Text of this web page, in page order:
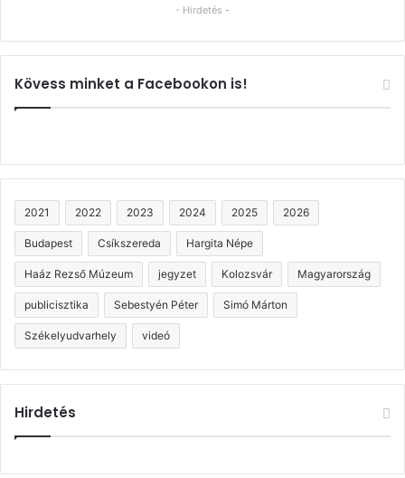
- Hirdetés -
Kövess minket a Facebookon is!
2021 2022 2023 2024 2025 2026
Budapest Csíkszereda Hargita Népe
Haáz Rezső Múzeum jegyzet Kolozsvár Magyarország
publicisztika Sebestyén Péter Simó Márton
Székelyudvarhely videó
Hirdetés